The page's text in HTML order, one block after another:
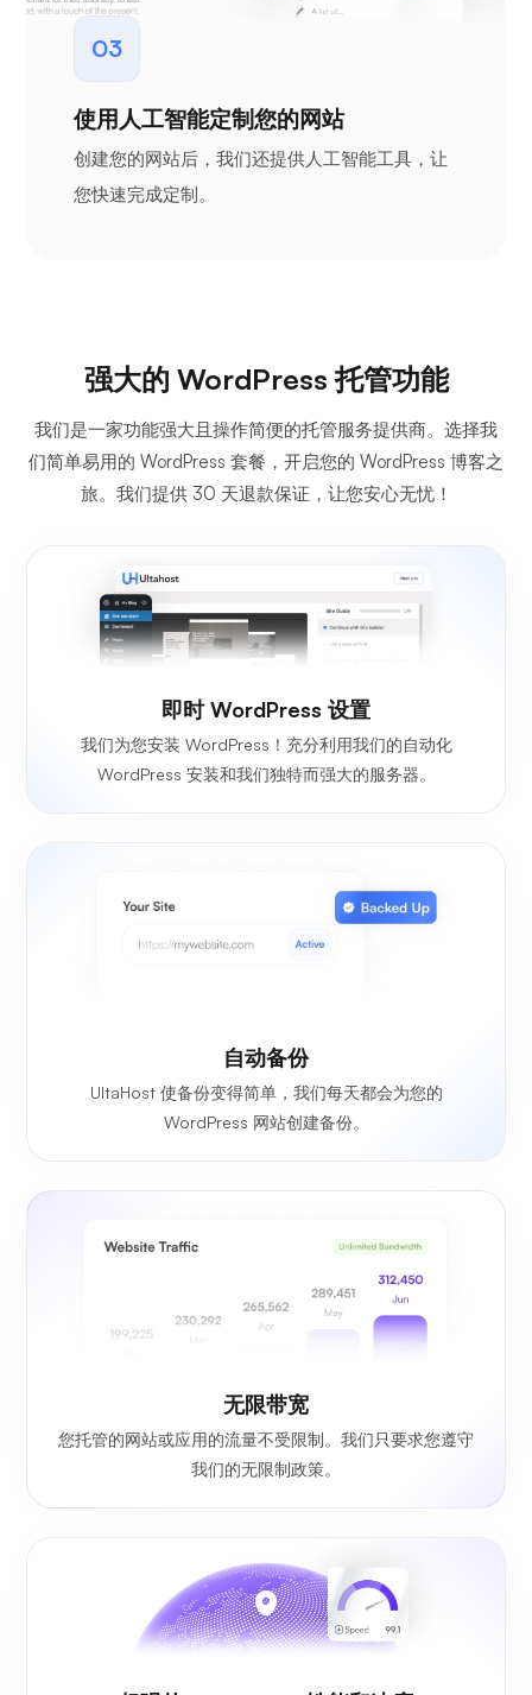
03
使用人工智能定制您的网站
创建您的网站后，我们还提供人工智能工具，让
您快速完成定制。
强大的 WordPress 托管功能
我们是一家功能强大且操作简便的托管服务提供商。选择我
们简单易用的 WordPress 套餐，开启您的 WordPress 博客之
旅。我们提供 30 天退款保证，让您安心无忧！
即时 WordPress 设置
我们为您安装 WordPress！充分利用我们的自动化
WordPress 安装和我们独特而强大的服务器。
自动备份
UltaHost 使备份变得简单，我们每天都会为您的
WordPress 网站创建备份。
无限带宽
您托管的网站或应用的流量不受限制。我们只要求您遵守
我们的无限制政策。